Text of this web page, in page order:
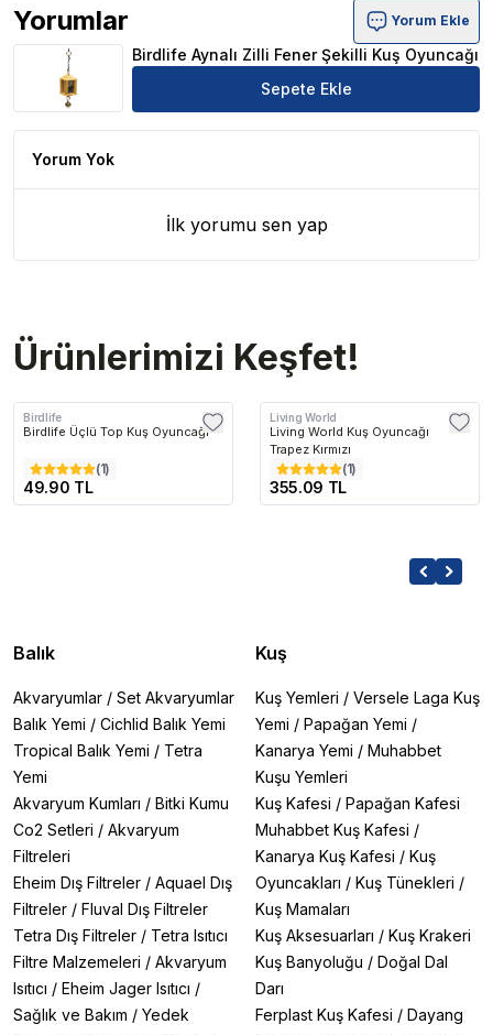
Yorumlar
Birdlife Aynalı Zilli Fener Şekilli Kuş Oyuncağı Ürün
Yorum Ekle
Birdlife Aynalı Zilli Fener Şekilli Kuş Oyuncağı
Sepete Ekle
Yorum Yok
İlk yorumu sen yap
Ürünlerimizi Keşfet!
Birdlife
Birdlife Üçlü Top Kuş Oyuncağı
(1)
49.90 TL
Living World
Living World Kuş Oyuncağı
Trapez Kırmızı
(1)
355.09 TL
Balık
Akvaryumlar / Set Akvaryumlar
Balık Yemi / Cichlid Balık Yemi
Tropical Balık Yemi / Tetra
Yemi
Akvaryum Kumları / Bitki Kumu
Co2 Setleri / Akvaryum
Filtreleri
Eheim Dış Filtreler / Aquael Dış
Filtreler / Fluval Dış Filtreler
Tetra Dış Filtreler / Tetra Isıtıcı
Filtre Malzemeleri / Akvaryum
Isıtıcı / Eheim Jager Isıtıcı /
Sağlık ve Bakım / Yedek
Kuş
Kuş Yemleri / Versele Laga Kuş
Yemi / Papağan Yemi /
Kanarya Yemi / Muhabbet
Kuşu Yemleri
Kuş Kafesi / Papağan Kafesi
Muhabbet Kuş Kafesi /
Kanarya Kuş Kafesi / Kuş
Oyuncakları / Kuş Tünekleri /
Kuş Mamaları
Kuş Aksesuarları / Kuş Krakeri
Kuş Banyoluğu / Doğal Dal
Darı
Ferplast Kuş Kafesi / Dayang